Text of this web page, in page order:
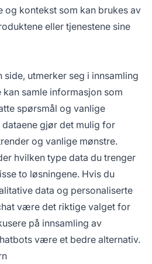
og kontekst som kan brukes av
eller tjenestene sine
side, utmerker seg i innsamling
samle informasjon som
spørsmål og vanlige
gjør det mulig for
og vanlige mønstre.
hvilken type data du trenger
to løsningene. Hvis du
data og personaliserte
være det riktige valget for
på innsamling av
være et bedre alternativ.